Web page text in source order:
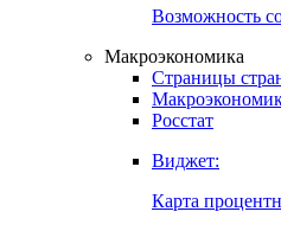
Возможность
Макроэкономика
Страницы
Росстат
Виджет:
Карта